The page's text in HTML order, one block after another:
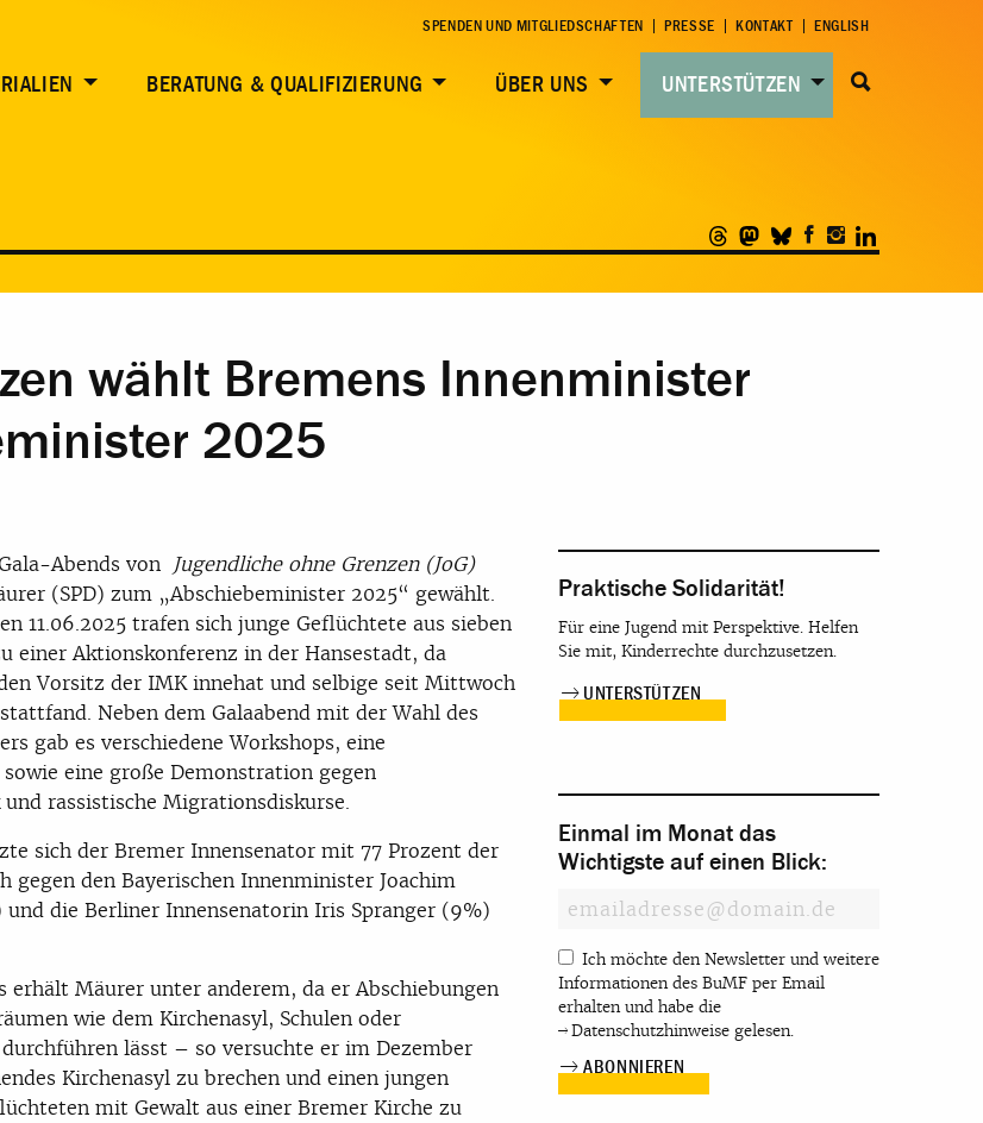
SPENDEN UND MITGLIEDSCHAFTEN PRESSE KONTAKT ENGLISH
BERATUNG & QUALIFIZIERUNG ÜBER UNS UNTERSTÜTZEN
wählt Bremens Innenminister
2025
Abends von Jugendliche ohne Grenzen (JoG)
(SPD) zum „Abschiebeminister 2025“ gewählt.
11.06.2025 trafen sich junge Geflüchtete aus sieben
einer Aktionskonferenz in der Hansestadt, da
Vorsitz der IMK innehat und selbige seit Mittwoch
Neben dem Galaabend mit der Wahl des
gab es verschiedene Workshops, eine
sowie eine große Demonstration gegen
rassistische Migrationsdiskurse.
sich der Bremer Innensenator mit 77 Prozent der
gegen den Bayerischen Innenminister Joachim
und die Berliner Innensenatorin Iris Spranger (9%)
erhält Mäurer unter anderem, da er Abschiebungen
wie dem Kirchenasyl, Schulen oder
lässt – so versuchte er im Dezember
Kirchenasyl zu brechen und einen jungen
mit Gewalt aus einer Bremer Kirche zu
Praktische Solidarität!
Für eine Jugend mit Perspektive. Helfen
Sie mit, Kinderrechte durchzusetzen.
UNTERSTÜTZEN
Einmal im Monat das
Wichtigste auf einen Blick:
Ich möchte den Newsletter und weitere
Informationen des BuMF per Email
erhalten und habe die
Datenschutzhinweise gelesen.